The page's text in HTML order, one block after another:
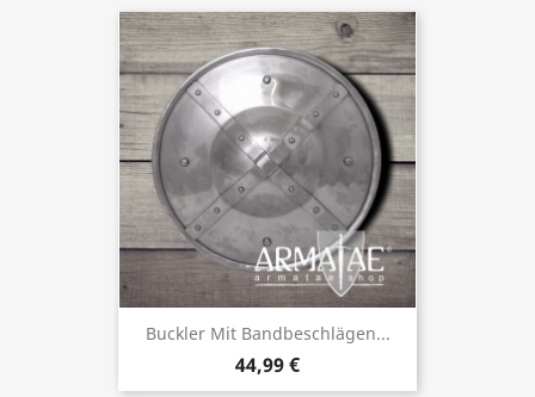
Buckler Mit Bandbeschlägen...
44,99 €